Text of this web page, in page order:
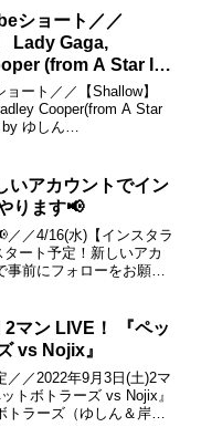
ショート／／
Lady Gaga,
(from A Star Is
by ゆしん
ョート／／【Shallow】
Cooper(from A Star
ゆしん
いアカウントでイン
ります📢
／／4/16(水)【インスタラ
ート予定！新しいアカ
事前にフォローをお願い
お待ちしております
マン LIVE！ 『ペッ
vs Nojix』
／／2022年9月3日(土)2マ
トボトラーズ vs Nojix』
ラーズ（ゆしん＆岸本